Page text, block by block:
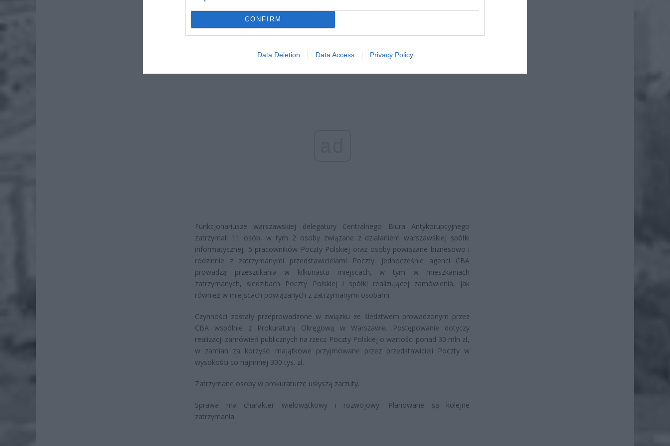
CONFIRM
Data Deletion Data Access Privacy Policy
ZUS podniesie próg 500 plus dla seniorów. Policzyliśmy, ile może
wynieść wypłata przy emeryturze od 2200 do 2700 zł
Funkcjonariusze warszawskiej delegatury Centralnego Biura Antykorupcyjnego
zatrzymali 11 osób, w tym 2 osoby związane z działaniem warszawskiej spółki
informatycznej, 5 pracowników Poczty Polskiej oraz osoby powiązane biznesowo i
rodzinnie z zatrzymanymi przedstawicielami Poczty. Jednocześnie agenci CBA
prowadzą przeszukania w kilkunastu miejscach, w tym w mieszkaniach
zatrzymanych, siedzibach Poczty Polskiej i spółki realizującej zamówienia, jak
również w miejscach powiązanych z zatrzymanymi osobami.
Czynności zostały przeprowadzone w związku ze śledztwem prowadzonym przez
CBA wspólnie z Prokuraturą Okręgową w Warszawie. Postępowanie dotyczy
realizacji zamówień publicznych na rzecz Poczty Polskiej o wartości ponad 30 mln zł,
w zamian za korzyści majątkowe przyjmowane przez przedstawicieli Poczty w
wysokości co najmniej 300 tys. zł.
Zatrzymane osoby w prokuraturze usłyszą zarzuty.
Sprawa ma charakter wielowątkowy i rozwojowy. Planowane są kolejne
zatrzymania.